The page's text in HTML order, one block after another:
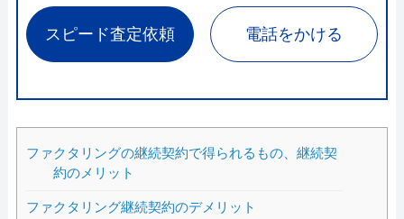
スピード査定依頼 電話をかける
ファクタリングの継続契約で得られるもの、継続契
約のメリット
ファクタリング継続契約のデメリット